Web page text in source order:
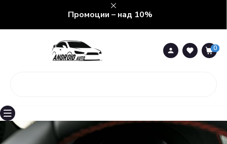
Промоции – над 10%
0
0